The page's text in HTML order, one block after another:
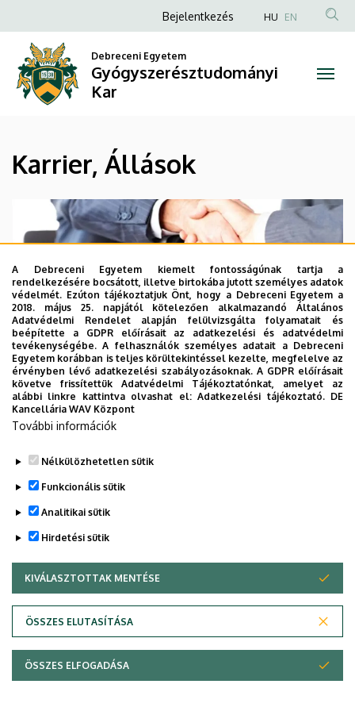
Állások
Gyógyszerésztudományi
a
tartalomra
Anonim
fiók
menüje
Bejelentkezés HU EN
Debreceni Egyetem
Gyógyszerésztudományi
Kar
Karrier, Állások
Patikai, Gyógyszeripari - Álláshirdetések
​Debreceni Egyetem Gyógyszerésztudományi
Kar
​Debreceni Egyetem - Álláshirdetések
​Debreceni Egyetem Klinikai Központ -
Legutóbbi frissítés: 2023. 03. 27. 13:21
Adatvédelem
Copyright © 2026 Unideb
A Debreceni Egyetem kiemelt fontosságúnak tartja a
rendelkezésére bocsátott, illetve birtokába jutott személyes adatok
védelmét. Ezúton tájékoztatjuk Önt, hogy a Debreceni Egyetem a
2018. május 25. napjától kötelezően alkalmazandó Általános
Adatvédelmi Rendelet alapján felülvizsgálta folyamatait és
beépítette a GDPR előírásait az adatkezelési és adatvédelmi
tevékenységébe. A felhasználók személyes adatait a Debreceni
Egyetem korábban is teljes körültekintéssel kezelte, megfelelve az
érvényben lévő adatkezelési szabályozásoknak. A GDPR előírásait
követve frissítettük Adatvédelmi Tájékoztatónkat, amelyet az
alábbi linkre kattintva olvashat el:Adatkezelési tájékoztató. DE
Kancellária WAV Központ
További információk
Nélkülözhetetlen sütik
Funkcionális sütik
Analitikai sütik
Hirdetési sütik
KIVÁLASZTOTTAK MENTÉSE
ÖSSZES ELUTASÍTÁSA
WITHDRAW CONSENT
ÖSSZES ELFOGADÁSA